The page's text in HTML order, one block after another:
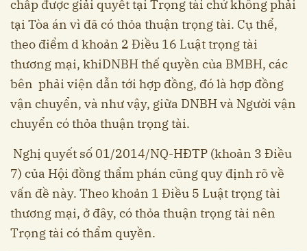
chấp được giải quyết tại Trọng tài chứ không phải
tại Tòa án vì đã có thỏa thuận trọng tài. Cụ thể,
theo điểm d khoản 2 Điều 16 Luật trọng tài
thương mại, khiDNBH thế quyền của BMBH, các
bên phải viện dẫn tới hợp đồng, đó là hợp đồng
vận chuyển, và như vậy, giữa DNBH và Người vận
chuyển có thỏa thuận trọng tài.
Nghị quyết số 01/2014/NQ-HĐTP (khoản 3 Điều
7) của Hội đồng thẩm phán cũng quy định rõ về
vấn đề này. Theo khoản 1 Điều 5 Luật trọng tài
thương mại, ở đây, có thỏa thuận trọng tài nên
Trọng tài có thẩm quyền.